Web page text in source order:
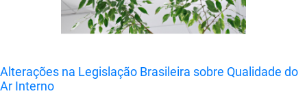
Alterações na Legislação Brasileira sobre Qualidade do
Ar Interno